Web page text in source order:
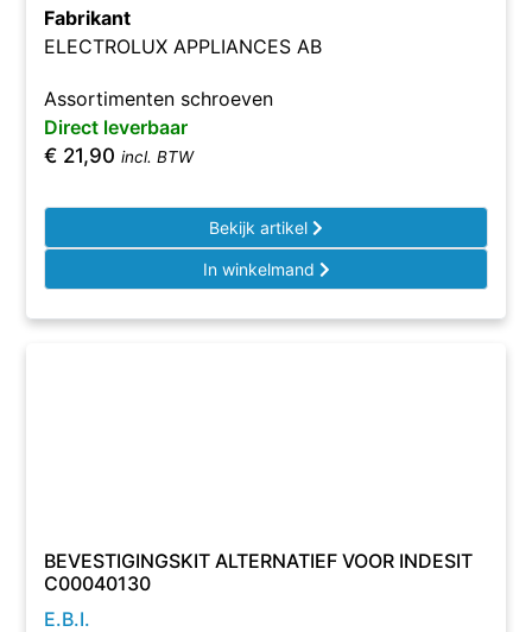
Fabrikant
ELECTROLUX APPLIANCES AB
Assortimenten schroeven
Direct leverbaar
€ 21,90 incl. BTW
Bekijk artikel
In winkelmand
BEVESTIGINGSKIT ALTERNATIEF VOOR INDESIT
C00040130
E.B.I.